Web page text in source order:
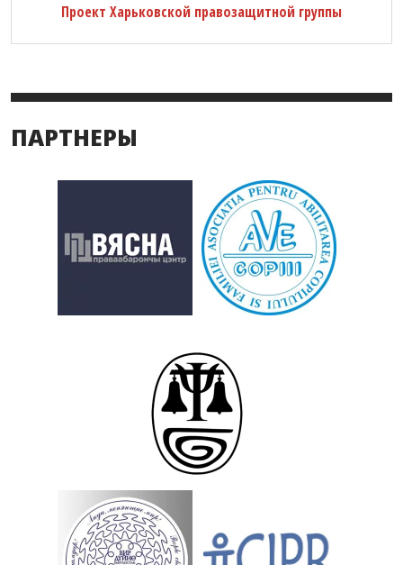
Проект Харьковской правозащитной группы
ПАРТНЕРЫ